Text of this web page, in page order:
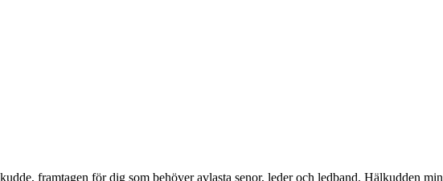
framtagen för dig som behöver avlasta senor, leder och ledband. Hälkudden